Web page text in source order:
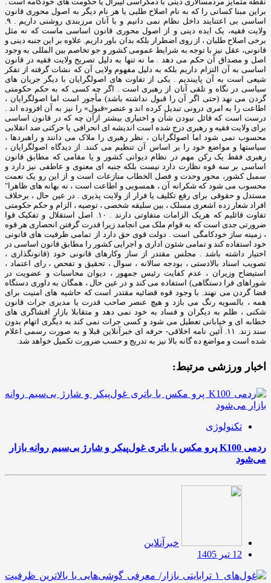
اخبار ورزشی مرتبط:
تکنولوژی
ردمی K100 پرو مکس با باتری غول‌پیکر و شارژ بی‌سیم روانه بازار
می‌شود
خبرآنلاین
12 تیر 1405